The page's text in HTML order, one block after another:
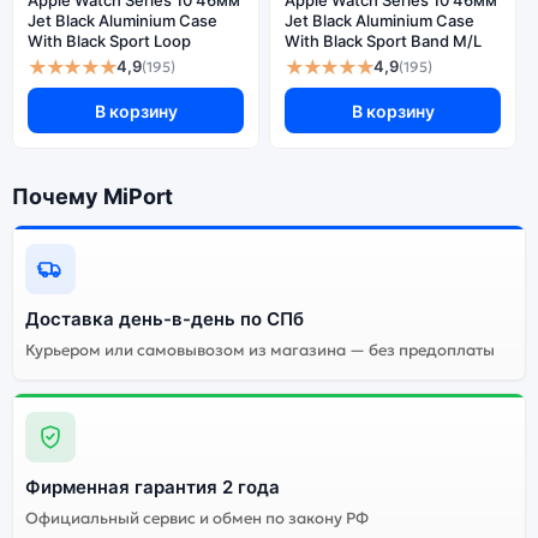
Ознакомиться с детальными характеристиками Apple
Watch Series 11 46мм Rose Gold Aluminium Case With
Light Blush Sport Band S/M можно ниже, в разделе
«Характеристики». Если выбранной конфигурации нет
в наличии — оформите заказ на сайте, и мы привезём
по Санкт-Петербургу и самовывоз.
Почему стоит купить умные часы
Gold Aluminium Case With Light Blush
Sport Band S/M:
характеристики всех
смарт-часов Apple
Watch Series 11 46мм
Rose Gold Aluminium
Jet Black Aluminium Case
With Black Sport Loop
★★★★★4,9(195)
В корзину
Jet Black Aluminium Case
With Black Sport Band M/L
★★★★★4,9(195)
В корзину
Почему MiPort
Доставка день-в-день по СПб
Курьером или самовывозом из магазина — без предоплаты
Фирменная гарантия 2 года
Официальный сервис и обмен по закону РФ